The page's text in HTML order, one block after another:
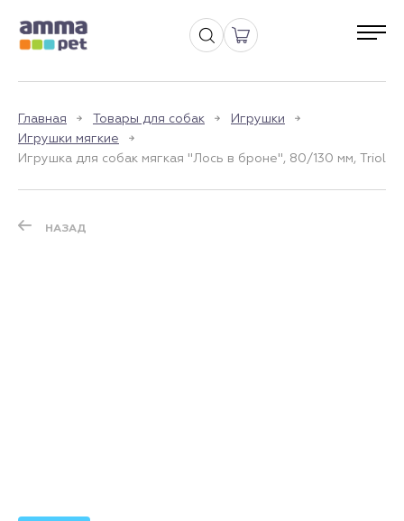
Главная Товары для собак
Игрушки
Игрушки мягкие
Игрушка для собак мягкая "Лось в броне", 80/130 мм, Triol
НАЗАД